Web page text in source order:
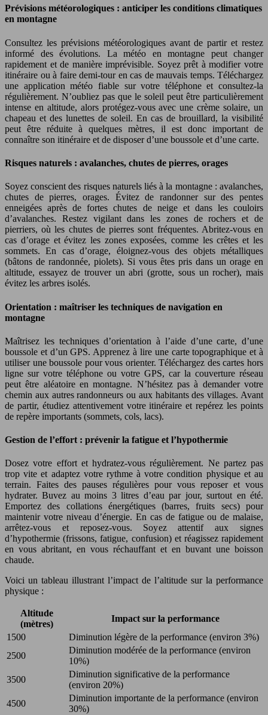
Prévisions météorologiques : anticiper les conditions climatiques
en montagne
Consultez les prévisions météorologiques avant de partir et restez
informé des évolutions. La météo en montagne peut changer
rapidement et de manière imprévisible. Soyez prêt à modifier votre
itinéraire ou à faire demi-tour en cas de mauvais temps. Téléchargez
une application météo fiable sur votre téléphone et consultez-la
régulièrement. N’oubliez pas que le soleil peut être particulièrement
intense en altitude, alors protégez-vous avec une crème solaire, un
chapeau et des lunettes de soleil. En cas de brouillard, la visibilité
peut être réduite à quelques mètres, il est donc important de
connaître son itinéraire et de disposer d’une boussole et d’une carte.
Risques naturels : avalanches, chutes de pierres, orages
Soyez conscient des risques naturels liés à la montagne : avalanches,
chutes de pierres, orages. Évitez de randonner sur des pentes
enneigées après de fortes chutes de neige et dans les couloirs
d’avalanches. Restez vigilant dans les zones de rochers et de
pierriers, où les chutes de pierres sont fréquentes. Abritez-vous en
cas d’orage et évitez les zones exposées, comme les crêtes et les
sommets. En cas d’orage, éloignez-vous des objets métalliques
(bâtons de randonnée, piolets). Si vous êtes pris dans un orage en
altitude, essayez de trouver un abri (grotte, sous un rocher), mais
évitez les arbres isolés.
Orientation : maîtriser les techniques de navigation en
montagne
Maîtrisez les techniques d’orientation à l’aide d’une carte, d’une
boussole et d’un GPS. Apprenez à lire une carte topographique et à
utiliser une boussole pour vous orienter. Téléchargez des cartes hors
ligne sur votre téléphone ou votre GPS, car la couverture réseau
peut être aléatoire en montagne. N’hésitez pas à demander votre
chemin aux autres randonneurs ou aux habitants des villages. Avant
de partir, étudiez attentivement votre itinéraire et repérez les points
de repère importants (sommets, cols, lacs).
Gestion de l’effort : prévenir la fatigue et l’hypothermie
Dosez votre effort et hydratez-vous régulièrement. Ne partez pas
trop vite et adaptez votre rythme à votre condition physique et au
terrain. Faites des pauses régulières pour vous reposer et vous
hydrater. Buvez au moins 3 litres d’eau par jour, surtout en été.
Emportez des collations énergétiques (barres, fruits secs) pour
maintenir votre niveau d’énergie. En cas de fatigue ou de malaise,
arrêtez-vous et reposez-vous. Soyez attentif aux signes
d’hypothermie (frissons, fatigue, confusion) et réagissez rapidement
en vous abritant, en vous réchauffant et en buvant une boisson
chaude.
Voici un tableau illustrant l’impact de l’altitude sur la performance
physique :
Altitude
(mètres)
Impact sur la performance
1500
Diminution légère de la performance (environ 3%)
2500
Diminution modérée de la performance (environ
10%)
3500
Diminution significative de la performance
(environ 20%)
4500
Diminution importante de la performance (environ
30%)